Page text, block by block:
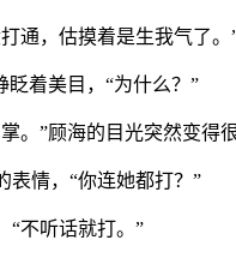
通，估摸着是生我气了。
眨着美目，“为什么？”
。”顾海的目光突然变得很
表情，“你连她都打？”
“不听话就打。”